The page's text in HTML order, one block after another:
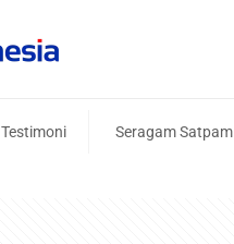
Testimoni Seragam Satpam